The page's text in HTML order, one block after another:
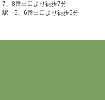
、8番出口より徒歩7分
駅 5、6番出口より徒歩5分